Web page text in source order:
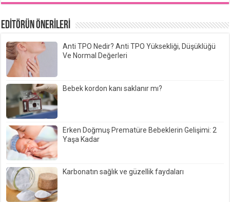
EDİTÖRÜN ÖNERİLERİ
Anti TPO Nedir? Anti TPO Yüksekliği, Düşüklüğü
Ve Normal Değerleri
Bebek kordon kanı saklanır mı?
Erken Doğmuş Prematüre Bebeklerin Gelişimi: 2
Yaşa Kadar
Karbonatın sağlık ve güzellik faydaları